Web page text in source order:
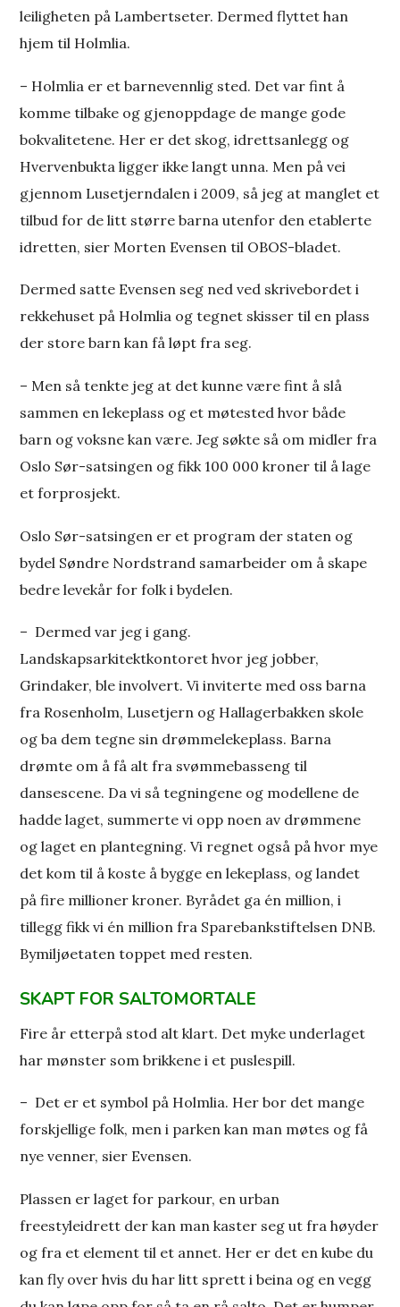
leiligheten på Lambertseter. Dermed flyttet han
hjem til Holmlia.
– Holmlia er et barnevennlig sted. Det var fint å
komme tilbake og gjenoppdage de mange gode
bokvalitetene. Her er det skog, idrettsanlegg og
Hvervenbukta ligger ikke langt unna. Men på vei
gjennom Lusetjerndalen i 2009, så jeg at manglet et
tilbud for de litt større barna utenfor den etablerte
idretten, sier Morten Evensen til OBOS-bladet.
Dermed satte Evensen seg ned ved skrivebordet i
rekkehuset på Holmlia og tegnet skisser til en plass
der store barn kan få løpt fra seg.
– Men så tenkte jeg at det kunne være fint å slå
sammen en lekeplass og et møtested hvor både
barn og voksne kan være. Jeg søkte så om midler fra
Oslo Sør-satsingen og fikk 100 000 kroner til å lage
et forprosjekt.
Oslo Sør-satsingen er et program der staten og
bydel Søndre Nordstrand samarbeider om å skape
bedre levekår for folk i bydelen.
– Dermed var jeg i gang.
Landskapsarkitektkontoret hvor jeg jobber,
Grindaker, ble involvert. Vi inviterte med oss barna
fra Rosenholm, Lusetjern og Hallagerbakken skole
og ba dem tegne sin drømmelekeplass. Barna
drømte om å få alt fra svømmebasseng til
dansescene. Da vi så tegningene og modellene de
hadde laget, summerte vi opp noen av drømmene
og laget en plantegning. Vi regnet også på hvor mye
det kom til å koste å bygge en lekeplass, og landet
på fire millioner kroner. Byrådet ga én million, i
tillegg fikk vi én million fra Sparebankstiftelsen DNB.
Bymiljøetaten toppet med resten.
SKAPT FOR SALTOMORTALE
Fire år etterpå stod alt klart. Det myke underlaget
har mønster som brikkene i et puslespill.
– Det er et symbol på Holmlia. Her bor det mange
forskjellige folk, men i parken kan man møtes og få
nye venner, sier Evensen.
Plassen er laget for parkour, en urban
freestyleidrett der kan man kaster seg ut fra høyder
og fra et element til et annet. Her er det en kube du
kan fly over hvis du har litt sprett i beina og en vegg